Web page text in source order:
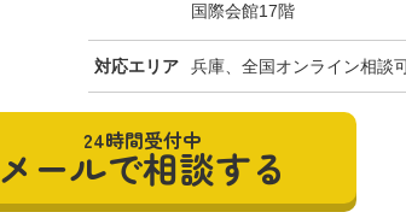
国際会館17階
対応エリア 兵庫、全国オンライン相談
24時間受付中
メールで相談する